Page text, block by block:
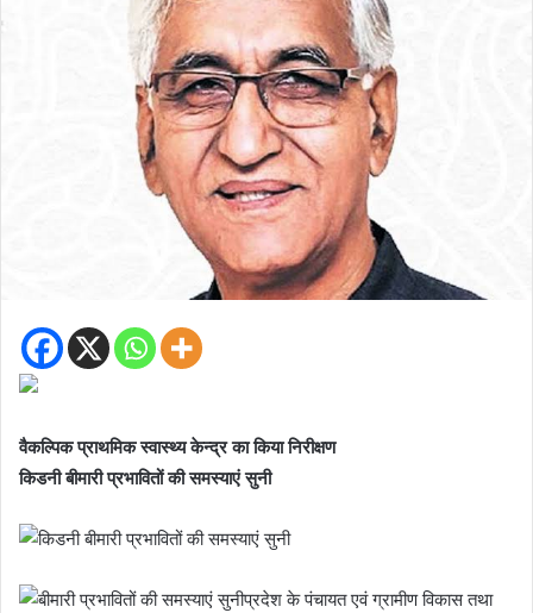
वैकल्पिक प्राथमिक स्वास्थ्य केन्द्र का किया निरीक्षण
किडनी बीमारी प्रभावितों की समस्याएं सुनी
प्रदेश के पंचायत एवं ग्रामीण विकास तथा